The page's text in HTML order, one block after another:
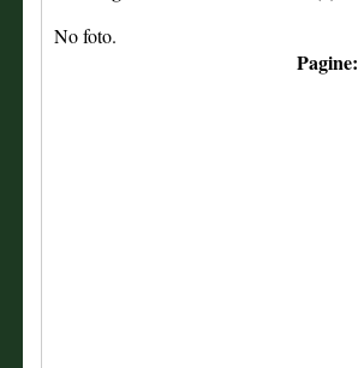
No foto.
Pagine: